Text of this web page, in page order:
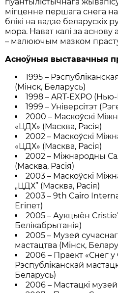
мiгценне першага снега
блiкi на вадзе беларускiх
мора. Нават калi за
– малюючым мазком
Асноўныя выставачныя
1995 –
(Мiнск, Беларусь)
1998 – ART-EXPO
1999 – Унiверсiтэт
2000 – Маскоўскi
«ЦДХ» (Масква, Расiя)
2002 – Маскоўскi
«ЦДХ» (Масква, Расiя)
2002 – Мiжнародны
(Масква, Расiя)
2003 – Маскоўскi
„ЦДХ” (Масква, Расiя)
2003 – 9th Cairo
Егiпет)
2005 – Аукцыён
Белiкабрытанiя)
2005 – Музей
мастацтва (Мiнск,
2006 – Праект «Снег
Рэспублiканскай
Беларусь)
2006 – Мастацкi